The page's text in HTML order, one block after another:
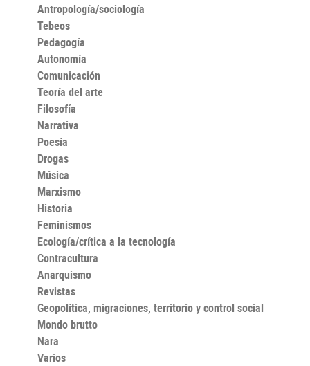
Antropología/sociología
Tebeos
Pedagogía
Autonomía
Comunicación
Teoría del arte
Filosofía
Narrativa
Poesía
Drogas
Música
Marxismo
Historia
Feminismos
Ecología/crítica a la tecnología
Contracultura
Anarquismo
Revistas
Geopolítica, migraciones, territorio y control social
Mondo brutto
Nara
Varios